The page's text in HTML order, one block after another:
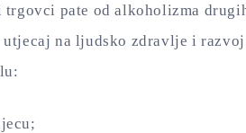
trgovci pate od alkoholizma
utjecaj na ljudsko zdravlje i